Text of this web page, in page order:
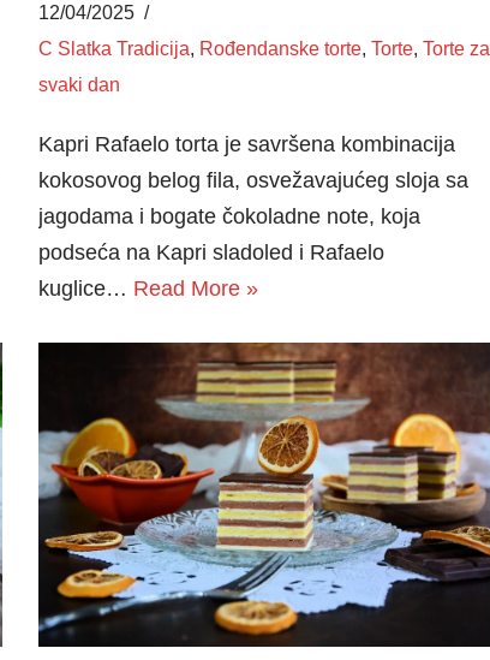
12/04/2025
C Slatka Tradicija, Rođendanske torte, Torte, Torte za
svaki dan
Kapri Rafaelo torta je savršena kombinacija
kokosovog belog fila, osvežavajućeg sloja sa
jagodama i bogate čokoladne note, koja
podseća na Kapri sladoled i Rafaelo
kuglice… Read More »